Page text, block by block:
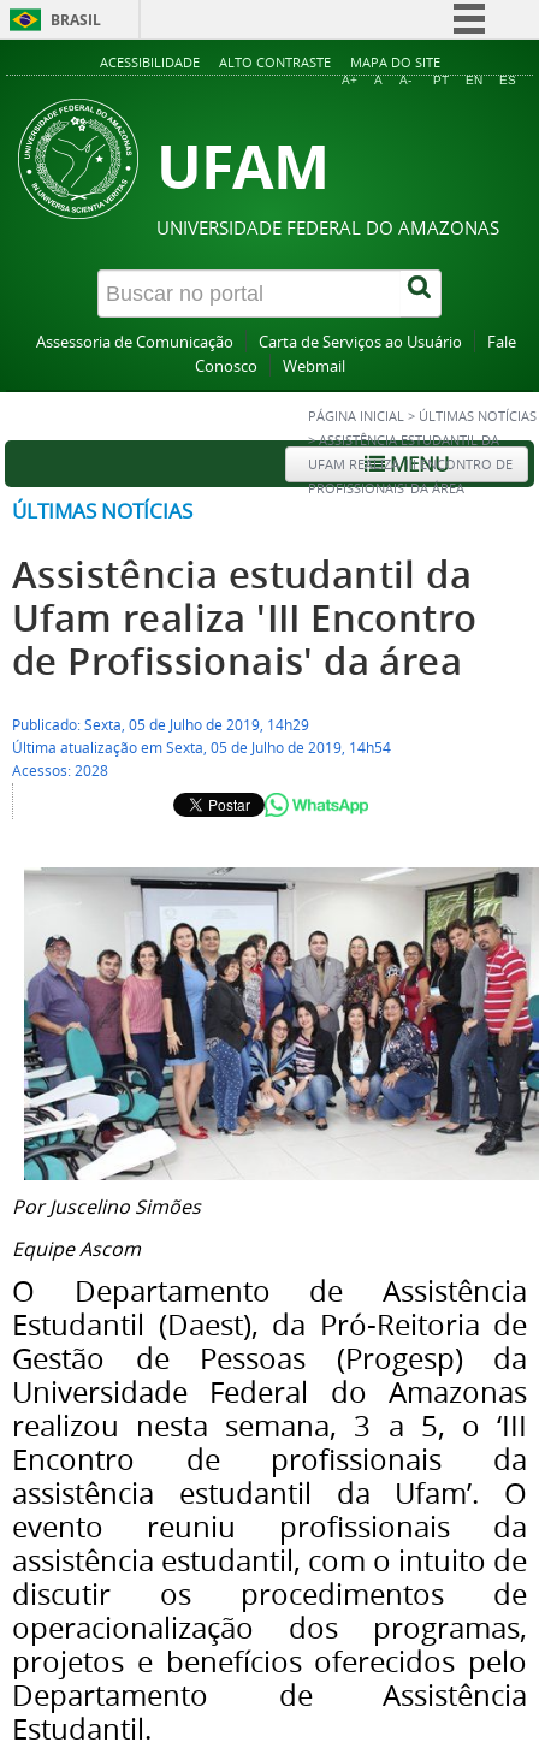
BRASIL
Simplifique!
Acesso à informação
ACESSIBILIDADE ALTO CONTRASTE MAPA DO SITE
A+ A A- PT EN ES
UFAM
UNIVERSIDADE FEDERAL DO AMAZONAS
Assessoria de Comunicação Carta de Serviços ao Usuário
Fale
Conosco
Webmail
PÁGINA INICIAL > ÚLTIMAS NOTÍCIAS
>ASSISTÊNCIA ESTUDANTIL DA
UFAM REALIZA 'III ENCONTRO DE
PROFISSIONAIS' DA ÁREA
MENU
ÚLTIMAS NOTÍCIAS
Assistência estudantil da
Ufam realiza 'III Encontro
de Profissionais' da área
Publicado: Sexta, 05 de Julho de 2019, 14h29
Última atualização em Sexta, 05 de Julho de 2019, 14h54
Acessos: 2028
Por Juscelino Simões
Equipe Ascom
O Departamento de Assistência
Estudantil (Daest), da Pró-Reitoria de
Gestão de Pessoas (Progesp) da
Universidade Federal do Amazonas
realizou nesta semana, 3 a 5, o ‘III
Encontro de profissionais da
assistência estudantil da Ufam’. O
evento reuniu profissionais da
assistência estudantil, com o intuito de
discutir os procedimentos de
operacionalização dos programas,
projetos e benefícios oferecidos pelo
Departamento de Assistência
Estudantil.